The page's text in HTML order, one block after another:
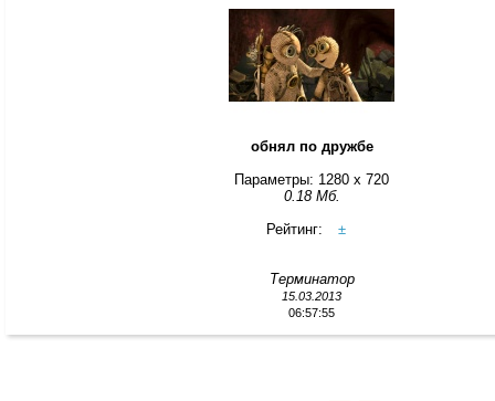
обнял по дружбе
Параметры: 1280 x 720
0.18 Мб.
Рейтинг:
±
Терминатор
15.03.2013
06:57:55